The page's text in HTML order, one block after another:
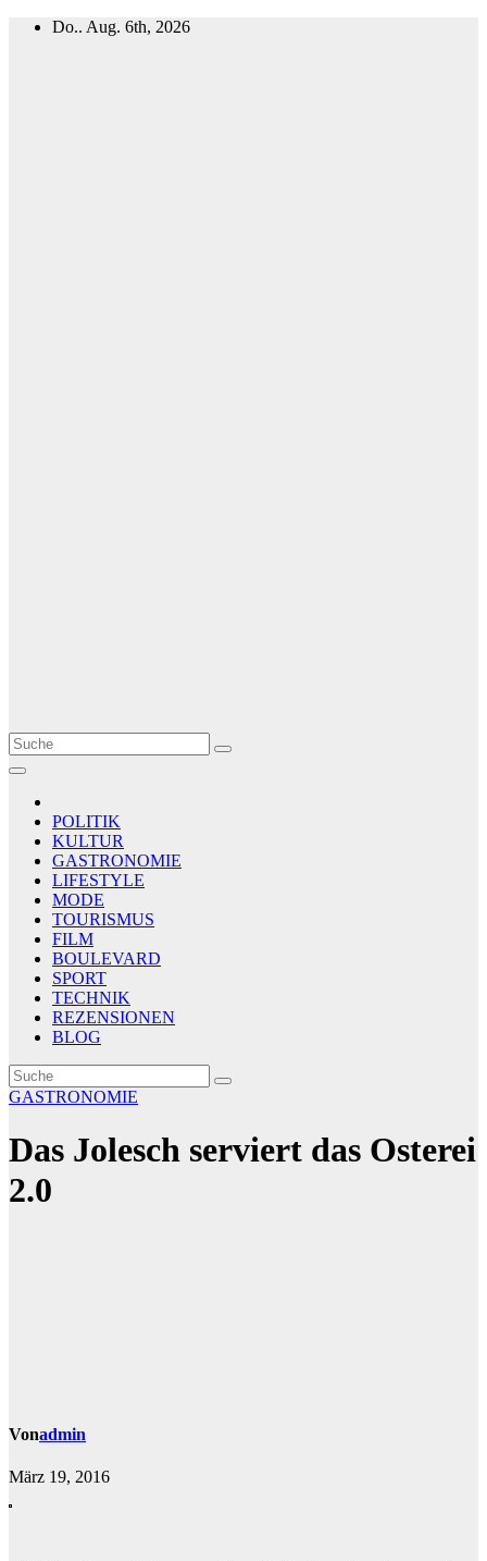
Zum
Do.. Aug. 6th, 2026
Le Matin
AGENCE DE PRESSE
POLITIK
KULTUR
GASTRONOMIE
LIFESTYLE
MODE
TOURISMUS
FILM
BOULEVARD
SPORT
TECHNIK
REZENSIONEN
BLOG
GASTRONOMIE
Das Jolesch serviert das Osterei
2.0
Vonadmin
März 19, 2016